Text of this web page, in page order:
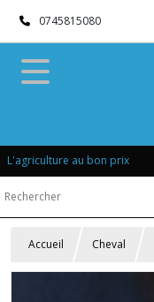
0745815080
L'agriculture au bon prix
Accueil Cheval